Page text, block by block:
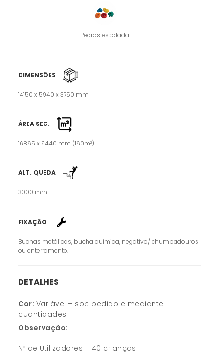
Pedras escalada
DIMENSÕES
14150 x 5940 x 3750 mm
ÁREA SEG.
16865 x 9440 mm (160m²)
ALT. QUEDA
3000 mm
FIXAÇÃO
Buchas metálicas, bucha química, negativo/ chumbadouros
ou enterramento.
DETALHES
Cor: Variável – sob pedido e mediante
quantidades.
Observação:
Nº de Utilizadores _ 40 crianças